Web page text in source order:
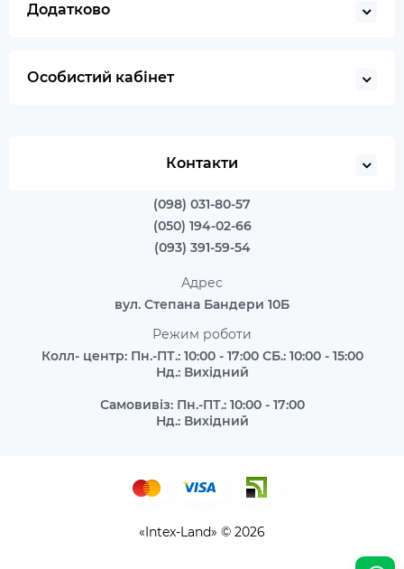
Додатково
Особистий кабінет
Контакти
(098) 031-80-57
(050) 194-02-66
(093) 391-59-54
Адрес
вул. Степана Бандери 10Б
Режим роботи
Колл- центр: Пн.-ПТ.: 10:00 - 17:00 СБ.: 10:00 - 15:00
Нд.: Вихідний
Самовивіз: Пн.-ПТ.: 10:00 - 17:00
Нд.: Вихідний
«Intex-Land» © 2026